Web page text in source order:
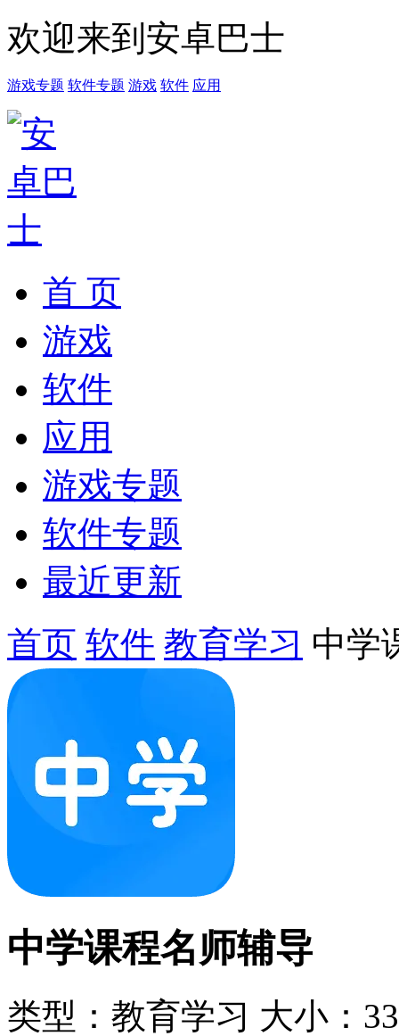
欢迎来到安卓巴士
游戏专题 软件专题 游戏 软件 应用
首 页
游戏
软件
应用
游戏专题
软件专题
最近更新
首页 软件 教育学习 中学
中学课程名师辅导
类型：教育学习 大小：